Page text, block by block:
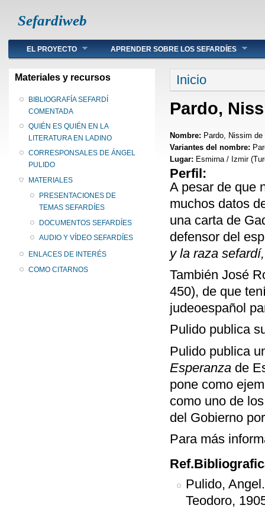
Sefardiweb
Main menu
EL PROYECTO APRENDER SOBRE LOS SEFARDÍES
Materiales y recursos
BIBLIOGRAFÍA SEFARDÍ
COMENTADA
QUIÉN ES QUIÉN EN LA
LITERATURA EN LADINO
CORRESPONSALES DE ÁNGEL
PULIDO
MATERIALES
PRESENTACIONES DE
TEMAS SEFARDÍES
DOCUMENTOS SEFARDÍES
AUDIO Y VÍDEO SEFARDÍES
ENLACES DE INTERÉS
COMO CITARNOS
Se encuentra
Inicio
Pardo,
Nombre: Pardo, Nissim de
Variantes del nombre:
Lugar: Esmirna / Izmir
Perfil:
A pesar de que
muchos datos
una carta de
defensor del
y la raza
También José
450), de que
judeoespañol
Pulido publica
Pulido publica
Esperanza de
pone como
como uno de
del Gobierno
Para más
Pulido,
Teodoro,